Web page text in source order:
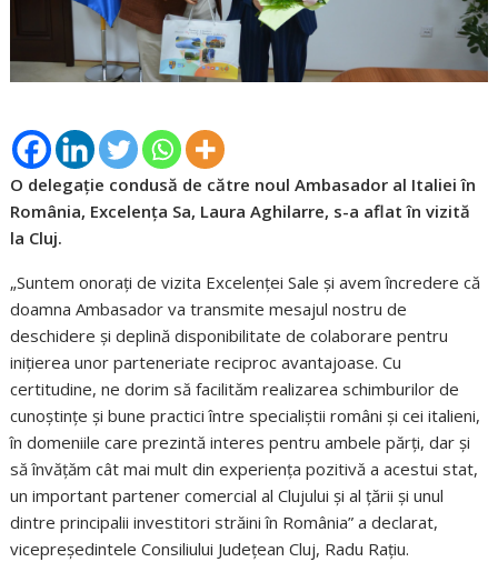
O delegație condusă de către noul Ambasador al Italiei în
România, Excelența Sa, Laura Aghilarre, s-a aflat în vizită
la Cluj.
„Suntem onorați de vizita Excelenței Sale și avem încredere că
doamna Ambasador va transmite mesajul nostru de
deschidere și deplină disponibilitate de colaborare pentru
inițierea unor parteneriate reciproc avantajoase. Cu
certitudine, ne dorim să facilităm realizarea schimburilor de
cunoștințe și bune practici între specialiștii români și cei italieni,
în domeniile care prezintă interes pentru ambele părți, dar și
să învățăm cât mai mult din experiența pozitivă a acestui stat,
un important partener comercial al Clujului și al țării și unul
dintre principalii investitori străini în România” a declarat,
vicepreședintele Consiliului Județean Cluj, Radu Rațiu.